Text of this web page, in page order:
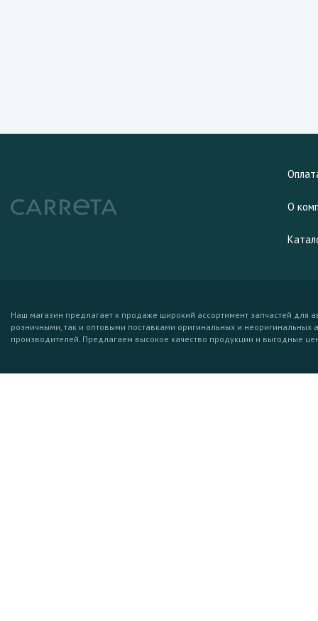
О
Наш магазин предлагает к продаже широкий ассортимент запчастей для
розничными, так и оптовыми поставками оригинальных и неоригинальных
производителей. Предлагаем высокое качество продукции и выгодные